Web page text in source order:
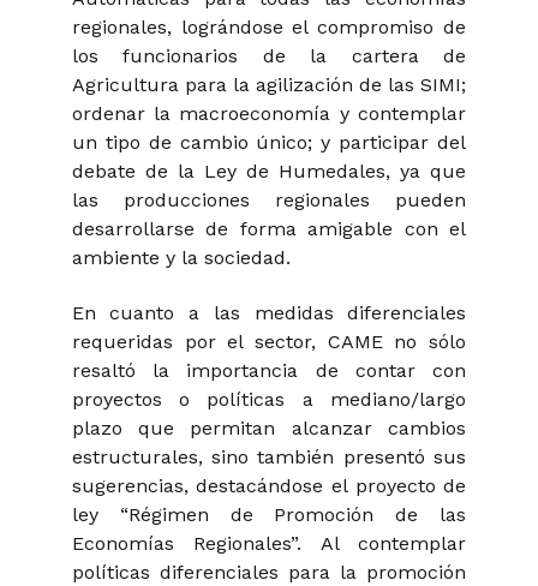
regionales, lográndose el compromiso de
los funcionarios de la cartera de
Agricultura para la agilización de las SIMI;
ordenar la macroeconomía y contemplar
un tipo de cambio único; y participar del
debate de la Ley de Humedales, ya que
las producciones regionales pueden
desarrollarse de forma amigable con el
ambiente y la sociedad.
En cuanto a las medidas diferenciales
requeridas por el sector, CAME no sólo
resaltó la importancia de contar con
proyectos o políticas a mediano/largo
plazo que permitan alcanzar cambios
estructurales, sino también presentó sus
sugerencias, destacándose el proyecto de
ley “Régimen de Promoción de las
Economías Regionales”. Al contemplar
políticas diferenciales para la promoción